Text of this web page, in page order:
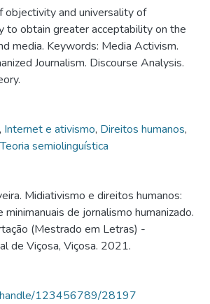
objectivity and universality of
to obtain greater acceptability on the
media. Keywords: Media Activism.
Journalism. Discourse Analysis.
, Internet e ativismo, Direitos humanos,
Teoria semiolinguística
Midiativismo e direitos humanos:
minimanuais de jornalismo humanizado.
(Mestrado em Letras) -
de Viçosa, Viçosa. 2021.
handle/123456789/28197